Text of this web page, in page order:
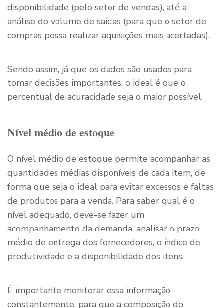
disponibilidade (pelo setor de vendas), até a
análise do volume de saídas (para que o setor de
compras possa realizar aquisições mais acertadas).
Sendo assim, já que os dados são usados para
tomar decisões importantes, o ideal é que o
percentual de acuracidade seja o maior possível.
Nível médio de estoque
O nível médio de estoque permite acompanhar as
quantidades médias disponíveis de cada item, de
forma que seja o ideal para evitar excessos e faltas
de produtos para a venda. Para saber qual é o
nível adequado, deve-se fazer um
acompanhamento da demanda, analisar o prazo
médio de entrega dos fornecedores, o índice de
produtividade e a disponibilidade dos itens.
É importante monitorar essa informação
constantemente, para que a composição do